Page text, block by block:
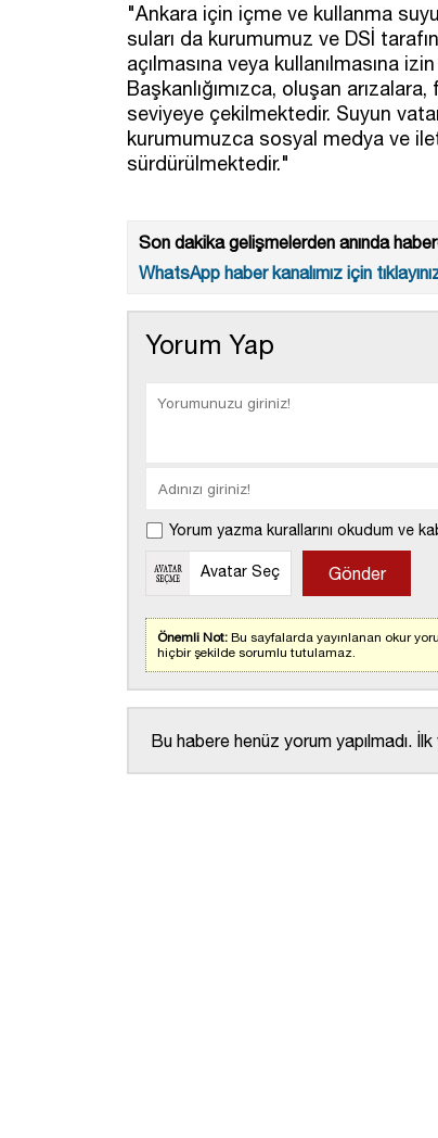
"Ankara için içme ve kullanma
suları da kurumumuz ve DSİ
açılmasına veya kullanılmasına
Başkanlığımızca, oluşan
seviyeye çekilmektedir. Suyun
kurumumuzca sosyal medya ve
sürdürülmektedir."
Son dakika gelişmelerden anında
WhatsApp haber kanalımız için
Yorum Yap
Yorum yazma kurallarını okudum ve
Avatar Seç
Önemli Not: Bu sayfalarda yayınlanan okur
hiçbir şekilde sorumlu tutulamaz.
Bu habere henüz yorum yapılmadı.